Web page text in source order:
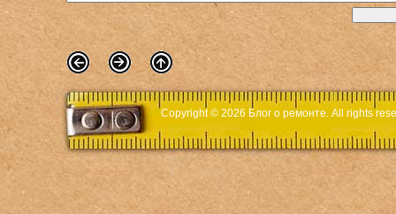
Copyright © 2026 Блог о ремонте. All rights